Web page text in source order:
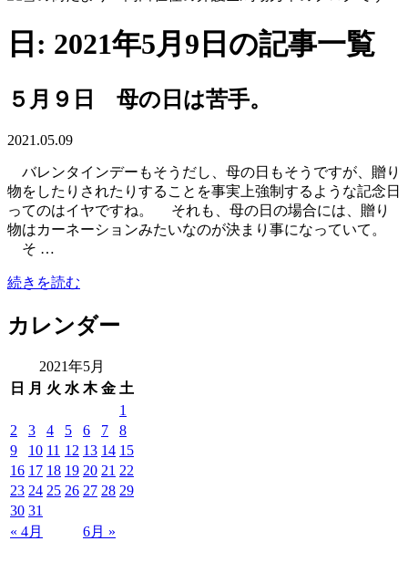
日: 2021年5月9日の記事一覧
５月９日 母の日は苦手。
2021.05.09
バレンタインデーもそうだし、母の日もそうですが、贈り
物をしたりされたりすることを事実上強制するような記念日
ってのはイヤですね。 それも、母の日の場合には、贈り
物はカーネーションみたいなのが決まり事になっていて。
そ …
続きを読む
カレンダー
2021年5月
日 月 火 水 木 金 土
« 4月 6月 »
1
2
3 4 5 6 7
8
9
10 11 12 13 14 15
16 17 18 19 20 21 22
23 24 25 26 27 28 29
30 31